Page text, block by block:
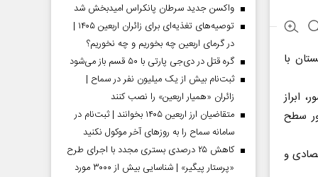
با
ابراز
سطح
و
واکسن جدید سرطان پانکراس امیدبخش شد
توصیه‌های تغذیه‌ای برای زائران اربعین ۱۴۰۵ |
در گرمای اربعین چه بخوریم و چه نخوریم؟
گره قتل در دی‌جی پارتی با ۵۰ قسم باز می‌شود
ثبت‌نام بیش از یک میلیون نفر در سماح |
زائران «همیار اربعین» را نصب کنند
متقاضیان ارز اربعین ۱۴۰۵ بخوانند | ثبت‌نام در
سامانه سماح را به روز‌های آخر موکول نکنید
کاهش ۲۵ درصدی بستری مجدد با اجرای طرح
«پرستار پیگیر» | شناسایی بیش از ۳۰۰۰ مورد